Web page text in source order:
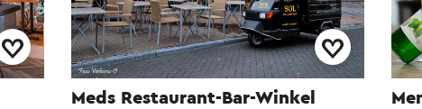
Meds Restaurant-Bar-Winkel